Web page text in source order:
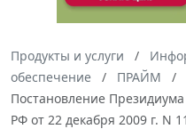
Продукты и услуги
обеспечение
ПРАЙМ
Постановление
РФ от 22 декабря 2009 г. N